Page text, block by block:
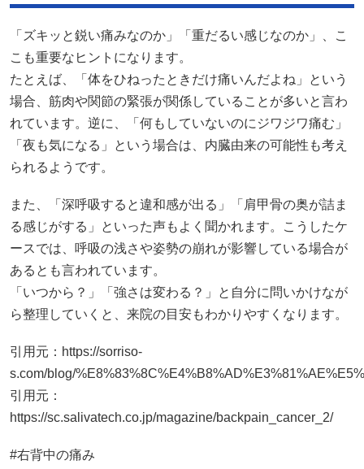
「ズキッと鋭い痛みなのか」「重だるい感じなのか」、こ
こも重要なヒントになります。
たとえば、「体をひねったときだけ痛いんだよね」という
場合、筋肉や関節の緊張が関係していることが多いと言わ
れています。逆に、「何もしていないのにジワジワ痛む」
「夜も気になる」という場合は、内臓由来の可能性も考え
られるようです。
また、「深呼吸すると違和感が出る」「肩甲骨の奥が詰ま
る感じがする」といった声もよく聞かれます。こうしたケ
ースでは、呼吸の浅さや姿勢の崩れが影響している場合が
あるとも言われています。
「いつから？」「強さは変わる？」と自分に問いかけなが
ら整理していくと、来院の目安もわかりやすくなります。
引用元： https://sorriso-
s.com/blog/
引用元：
https://sc.salivatech.co.jp/magazine/backpain_cancer_2/
#右背中の痛み